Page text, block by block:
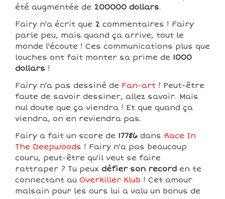
été augmentée de 200000 dollars.
Fairy n'a écrit que 2 commentaires ! Fairy
parle peu, mais quand ça arrive, tout le
monde l'écoute ! Ces communications plus que
louches ont fait monter sa prime de 1000
dollars !
Fairy n'a pas dessiné de Fan-art ! Peut-être
faute de savoir dessiner, allez savoir. Mais
nul doute que ça viendra ! Et que quand ça
viendra, on en reviendra pas.
Fairy a fait un score de 17786 dans Race In
The Deepwoods ! Fairy n'a pas beaucoup
couru, peut-être qu'il veut se faire
rattraper ? Tu peux défier son record en te
connectant au Overkiller Klub ! Cet amour
malsain pour les ours lui a valu un bonus de